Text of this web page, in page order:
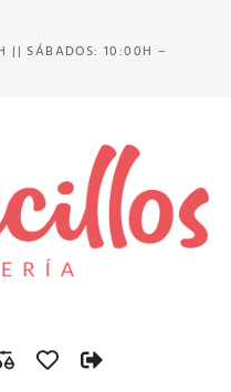
|| SÁBADOS: 10:00H –